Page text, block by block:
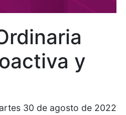
y
30 de agosto de 2022